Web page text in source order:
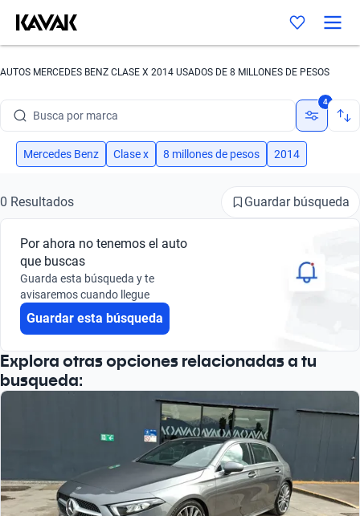
AUTOS MERCEDES BENZ CLASE X 2014 USADOS DE 8 MILLONES DE PESOS
Busca por marca
Busca por modelo
Busca por año
Busca por marca
Busca por modelo
Busca por versión
Busca por año
4
Mercedes Benz Clase x 8 millones de pesos 2014
0 Resultados Guardar búsqueda
Por ahora no tenemos el auto
que buscas
Guarda esta búsqueda y te
avisaremos cuando llegue
Guardar esta búsqueda
Explora otras opciones relacionadas a tu
busqueda: